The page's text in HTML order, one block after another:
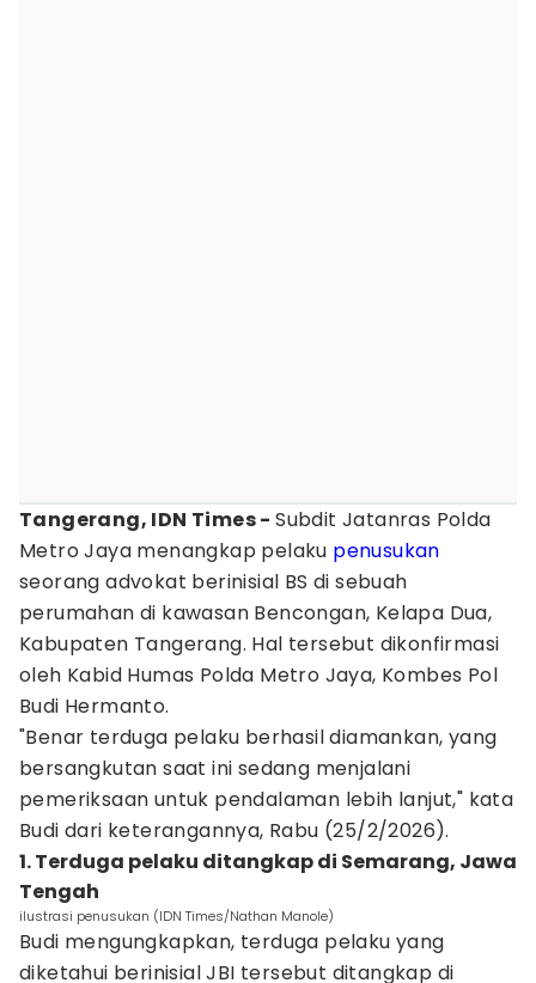
Tangerang, IDN Times -Subdit Jatanras Polda
Metro Jaya menangkap pelaku penusukan
seorang advokat berinisial BS di sebuah
perumahan di kawasan Bencongan, Kelapa Dua,
Kabupaten Tangerang. Hal tersebut dikonfirmasi
oleh Kabid Humas Polda Metro Jaya, Kombes Pol
Budi Hermanto.
"Benar terduga pelaku berhasil diamankan, yang
bersangkutan saat ini sedang menjalani
pemeriksaan untuk pendalaman lebih lanjut," kata
Budi dari keterangannya, Rabu (25/2/2026).
1. Terduga pelaku ditangkap di Semarang, Jawa
Tengah
ilustrasi penusukan (IDN Times/Nathan Manole)
Budi mengungkapkan, terduga pelaku yang
diketahui berinisial JBI tersebut ditangkap di